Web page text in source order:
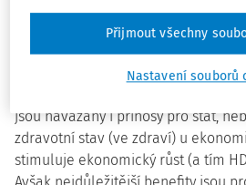
pracovního prostředí.
Výhody pocítí i pojišťovny, a to v
nemocenskou, případné léčení,
jsou navázány i přínosy pro stát,
zdravotní stav (ve zdraví) u
stimuluje ekonomický růst (a tím
Nastavení souborů
Přijmout všechny